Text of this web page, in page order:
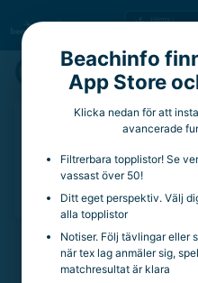
Beachinfo
App Store
Klicka nedan för att
avancerade
Filtrerbara topplistor! Se
vassast över 50!
Ditt eget perspektiv. Välj
alla topplistor
Notiser. Följ tävlingar eller
när tex lag anmäler sig,
matchresultat är klara
Carl Falk
Aktuella rankingpoäng:
Totala rankingpoäng:
Statistik